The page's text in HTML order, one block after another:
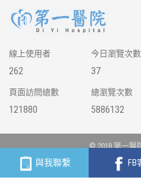
線上使用者
262
今日瀏覽次數
37
頁面訪問總數
121880
總瀏覽次數
5886132
© 2018 第一醫
網站建置 /
與我聯繫 FB